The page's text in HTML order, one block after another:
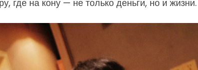
где на кону — не только деньги, но и жизни.